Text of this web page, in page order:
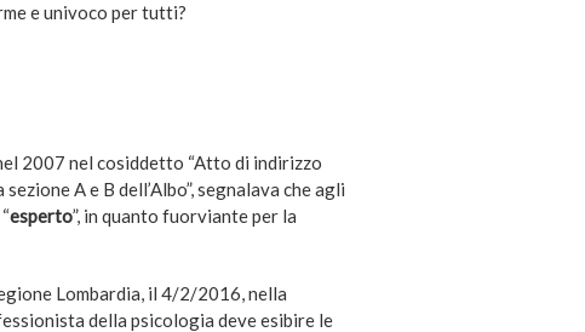
e univoco per tutti?
2007 nel cosiddetto “Atto di indirizzo
A e B dell’Albo”, segnalava che agli
esperto”, in quanto fuorviante per la
Lombardia, il 4/2/2016, nella
della psicologia deve esibire le